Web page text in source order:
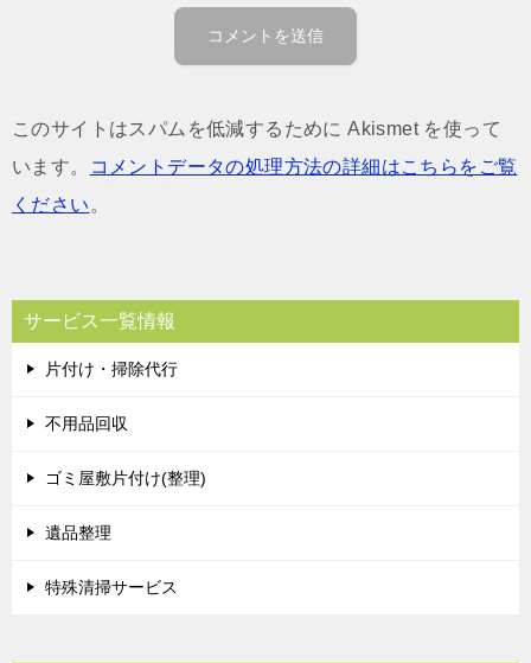
このサイトはスパムを低減するために Akismet を使って
います。
コメントデータの処理方法の詳細はこちらをご覧
ください 。
サービス一覧情報
片付け・掃除代行
不用品回収
ゴミ屋敷片付け(整理)
遺品整理
特殊清掃サービス